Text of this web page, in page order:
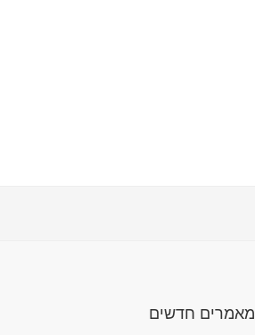
מאמרים חדשים